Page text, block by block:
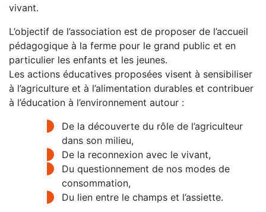
vivant.
L’objectif de l’association est de proposer de l’accueil
pédagogique à la ferme pour le grand public et en
particulier les enfants et les jeunes.
Les actions éducatives proposées visent à sensibiliser
à l’agriculture et à l’alimentation durables et contribuer
à l’éducation à l’environnement autour :
De la découverte du rôle de l’agriculteur
dans son milieu,
De la reconnexion avec le vivant,
Du questionnement de nos modes de
consommation,
Du lien entre le champs et l’assiette.